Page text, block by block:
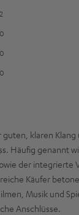
2
0
0
0
klaren Klang
Häufig genannt
der integrierte
Käufer
Musik und
Anschlüsse.